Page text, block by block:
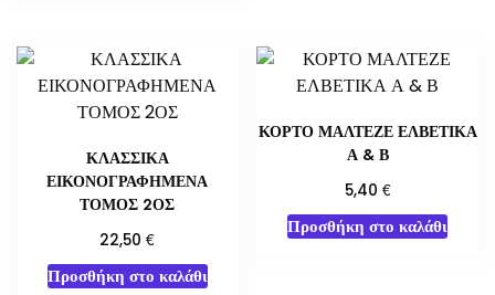
ΚΛΑΣΣΙΚΑ
ΕΙΚΟΝΟΓΡΑΦΗΜΕΝΑ
ΤΟΜΟΣ 2ΟΣ
22,50€
Προσθήκη στο καλάθι
ΚΟΡΤΟ ΜΑΛΤΕΖΕ ΕΛΒΕΤΙΚΑ
Α & Β
5,40 €
Προσθήκη στο καλάθι